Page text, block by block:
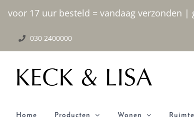
voor 17 uur besteld = vandaag verzonden
inhoud
030 2400000
Home Producten Wonen